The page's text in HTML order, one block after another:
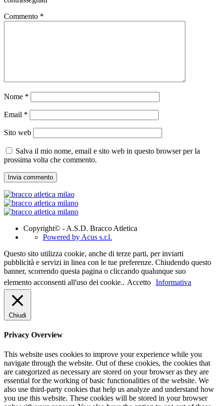
Commento *
Nome *
Email *
Sito web
Salva il mio nome, email e sito web in questo browser per la
prossima volta che commento.
Copyright© - A.S.D. Bracco Atletica
Powered by Acus s.r.l.
Questo sito utilizza cookie, anche di terze parti, per inviarti
pubblicità e servizi in linea con le tue preferenze. Chiudendo questo
banner, scorrendo questa pagina o cliccando qualunque suo
elemento acconsenti all'uso dei cookie.. Accetto Informativa
Chiudi
Privacy Overview
This website uses cookies to improve your experience while you
navigate through the website. Out of these cookies, the cookies that
are categorized as necessary are stored on your browser as they are
essential for the working of basic functionalities of the website. We
also use third-party cookies that help us analyze and understand how
you use this website. These cookies will be stored in your browser